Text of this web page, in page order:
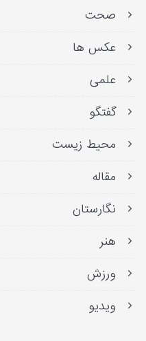
صحت
عکس ها
علمی
گفتگو
محیط زیست
مقاله
نگارستان
هنر
ورزش
ویدیو